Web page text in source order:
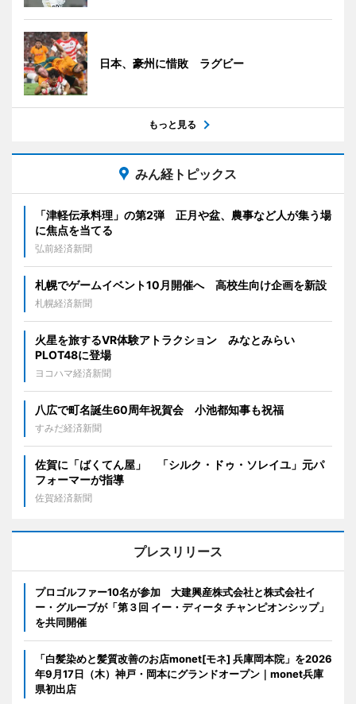
日本、豪州に惜敗 ラグビー
もっと見る
みん経トピックス
「津軽伝承料理」の第2弾 正月や盆、農事など人が集う場
に焦点を当てる
弘前経済新聞
札幌でゲームイベント10月開催へ 高校生向け企画を新設
札幌経済新聞
火星を旅するVR体験アトラクション みなとみらい
PLOT48に登場
ヨコハマ経済新聞
八広で町名誕生60周年祝賀会 小池都知事も祝福
すみだ経済新聞
佐賀に「ばくてん屋」 「シルク・ドゥ・ソレイユ」元パ
フォーマーが指導
佐賀経済新聞
プレスリリース
プロゴルファー10名が参加 大建興産株式会社と株式会社イ
ー・グルーブが「第３回 イー・ディータ チャンピオンシップ」
を共同開催
「白髪染めと髪質改善のお店monet[モネ] 兵庫岡本院」を2026
年9月17日（木）神戸・岡本にグランドオープン｜monet兵庫
県初出店